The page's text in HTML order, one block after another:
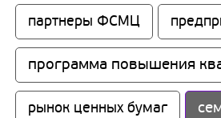
партнеры ФСМЦ
программа повышения
рынок ценных бумаг